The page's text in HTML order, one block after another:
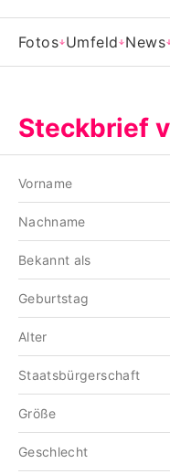
Fotos Umfeld News
Steckbrief
Vorname
Nachname
Bekannt als
Geburtstag
Alter
Staatsbürgerschaft
Größe
Geschlecht